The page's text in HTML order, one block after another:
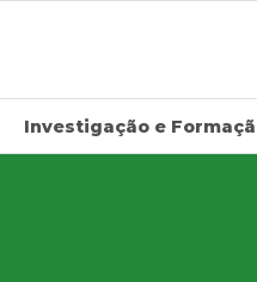
Investigação e